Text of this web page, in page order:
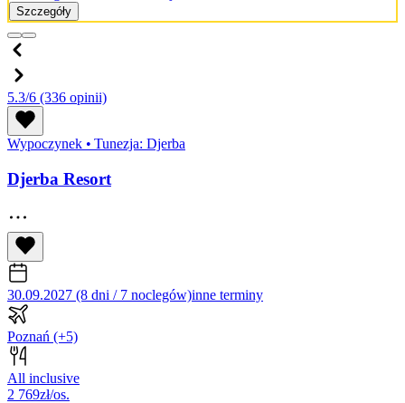
Szczegóły
5.3/6 (336 opinii)
Wypoczynek • Tunezja: Djerba
Djerba Resort
30.09.2027 (8 dni / 7 noclegów)inne terminy
Poznań (+5)
All inclusive
2 769zł/os.